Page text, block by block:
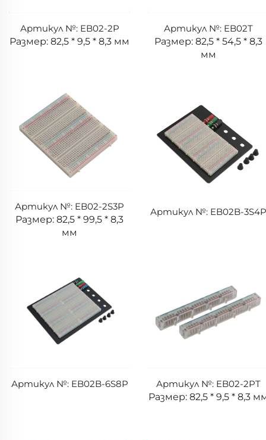
Артикул №: EB02-2P
Размер: 82,5 * 9,5 * 8,3 мм
Артикул №: EB02T
Размер: 82,5 * 54,5 * 8,3
мм
Артикул №: EB02-2S3P
Размер: 82,5 * 99,5 * 8,3
мм
Артикул №: EB02B-3S4P
Артикул №: EB02B-6S8P
Артикул №: EB02-2PT
Размер: 82,5 * 9,5 * 8,3